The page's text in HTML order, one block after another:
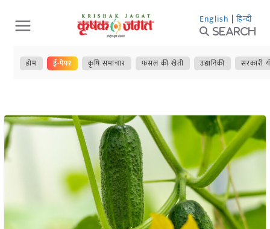
Skip
to
content
English | हिन्दी
Search
होम ई-पेपर कृषि समाचार फसल की खेती उद्यानिकी सरकारी